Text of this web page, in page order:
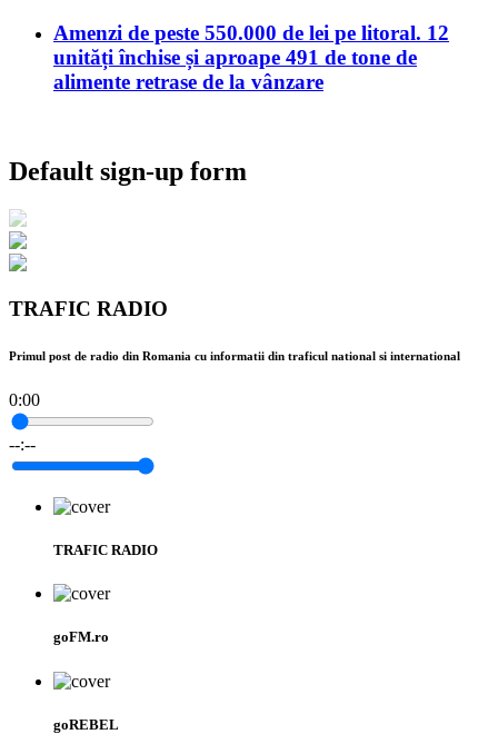
Amenzi de peste 550.000 de lei pe litoral. 12
unități închise și aproape 491 de tone de
alimente retrase de la vânzare
Default sign-up form
TRAFIC RADIO
Primul post de radio din Romania cu informatii din traficul national si international
0:00
--:--
TRAFIC RADIO
goFM.ro
goREBEL